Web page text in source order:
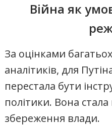
Війна як
За оцінками
аналітиків, для
перестала бути
політики. Вона
збереження влади.